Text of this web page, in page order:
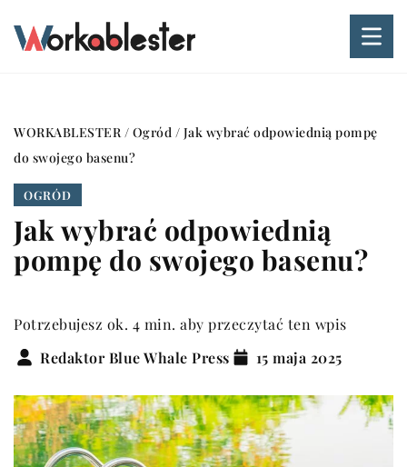
WORKABLESTER/ Ogród / Jak wybrać odpowiednią pompę
do swojego basenu?
OGRÓD
Jak wybrać odpowiednią
pompę do swojego basenu?
Potrzebujesz ok. 4 min. aby przeczytać ten wpis
Redaktor Blue Whale Press
15 maja 2025